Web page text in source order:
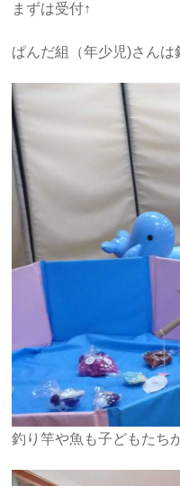
まずは受付↑
ぱんだ組（年少児)さんは
釣り竿や魚も子どもたち